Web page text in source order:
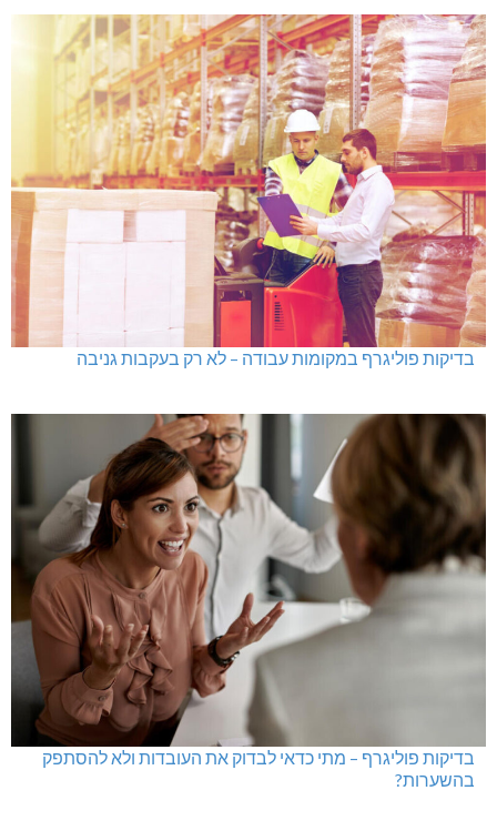
בדיקות פוליגרף במקומות עבודה – לא רק בעקבות גניבה
בדיקות פוליגרף – מתי כדאי לבדוק את העובדות ולא להסתפק
בהשערות?